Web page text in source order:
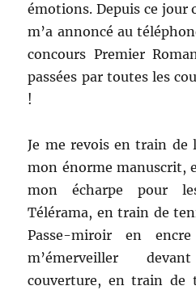
émotions. Depuis ce jour
m’a annoncé au
concours Premier
passées par toutes les
!
Je me revois en train
mon énorme manuscrit,
mon écharpe pour
Télérama, en train de
Passe-miroir en
m’émerveiller
couverture, en train de